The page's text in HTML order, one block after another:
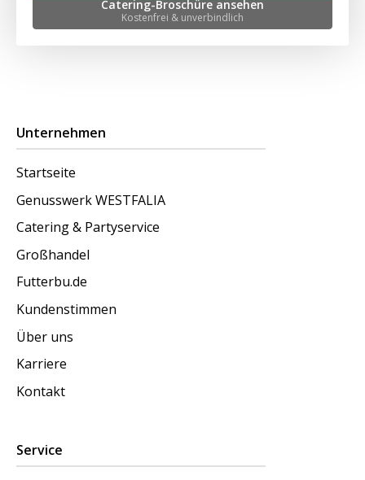
Catering-Broschüre ansehen
Kostenfrei & unverbindlich
Unternehmen
Startseite
Genusswerk WESTFALIA
Catering & Partyservice
Großhandel
Futterbu.de
Kundenstimmen
Über uns
Karriere
Kontakt
Service